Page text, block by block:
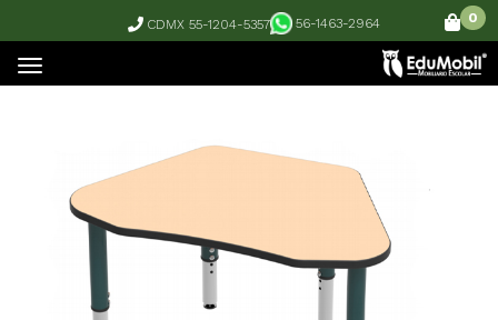
CDMX 55-1204-5357 56-1463-2964 0